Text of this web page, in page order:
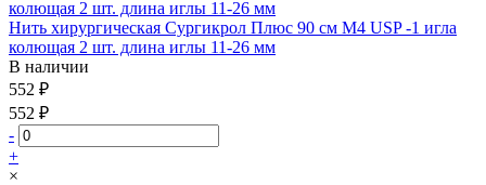
Нить хирургическая Сургикрол Плюс 90 см М4 USP -1 игла
колющая 2 шт. длина иглы 11-26 мм
В наличии
552 ₽
552 ₽
-
+
×